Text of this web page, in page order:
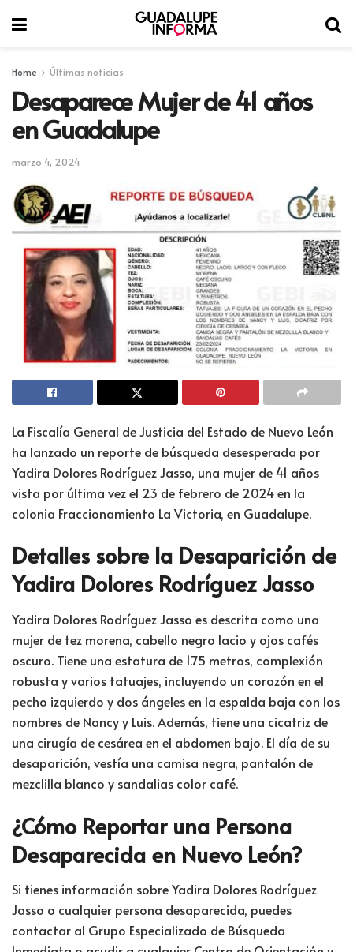
Home Últimas noticias
Desaparece Mujer de 41 años
en Guadalupe
marzo 4, 2024
La Fiscalía General de Justicia del Estado de Nuevo León
ha lanzado un reporte de búsqueda desesperada por
Yadira Dolores Rodríguez Jasso, una mujer de 41 años
vista por última vez el 23 de febrero de 2024 en la
colonia Fraccionamiento La Victoria, en Guadalupe.
Detalles sobre la Desaparición de
Yadira Dolores Rodríguez Jasso
Yadira Dolores Rodríguez Jasso es descrita como una
mujer de tez morena, cabello negro lacio y ojos cafés
oscuro. Tiene una estatura de 1.75 metros, complexión
robusta y varios tatuajes, incluyendo un corazón en el
pecho izquierdo y dos ángeles en la espalda baja con los
nombres de Nancy y Luis. Además, tiene una cicatriz de
una cirugía de cesárea en el abdomen bajo. El día de su
desaparición, vestía una camisa negra, pantalón de
mezclilla blanco y sandalias color café.
¿Cómo Reportar una Persona
Desaparecida en Nuevo León?
Si tienes información sobre Yadira Dolores Rodríguez
Jasso o cualquier persona desaparecida, puedes
contactar al Grupo Especializado de Búsqueda